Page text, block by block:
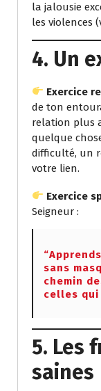
la jalousie
les violences
4. Un
Exercice
de ton
relation plus
quelque
difficulté, un
votre lien.
Exercice
Seigneur :
sans
chemin
celles qui
5. Les
saines